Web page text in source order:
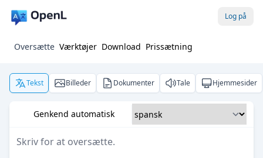
Log på
Oversætte Værktøjer Download Prissætning
Tekst Billeder Dokumenter Tale Hjemmesider
Genkend automatisk